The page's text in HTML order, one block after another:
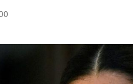
öffnen/schließen